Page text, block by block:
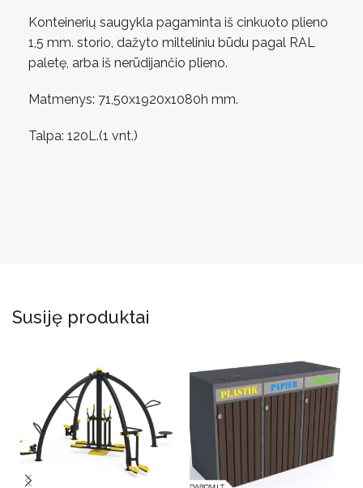
Konteinerių saugykla pagaminta iš cinkuoto plieno
1,5 mm. storio, dažyto milteliniu būdu pagal RAL
paletę, arba iš nerūdijančio plieno.
Matmenys: 71,50x1920x1080h mm.
Talpa: 120L.(1 vnt.)
Susiję produktai